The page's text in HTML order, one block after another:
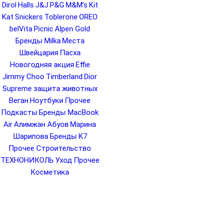
Dirol Halls J&J P&G M&M’s Kit
Kat Snickers Toblerone OREO
belVita Picnic Alpen Gold
Бренды Milka Места
Швейцария Пасха
Новогодняя акция Effie
Jimmy Choo Timberland Dior
Supreme защита животных
Веган Ноутбуки Прочее
Подкасты Бренды MacBook
AirАлимжан Абуов Марина
Шарипова Бренды K7
Прочее Строительство
ТЕХНОНИКОЛЬ Уход Прочее
Косметика